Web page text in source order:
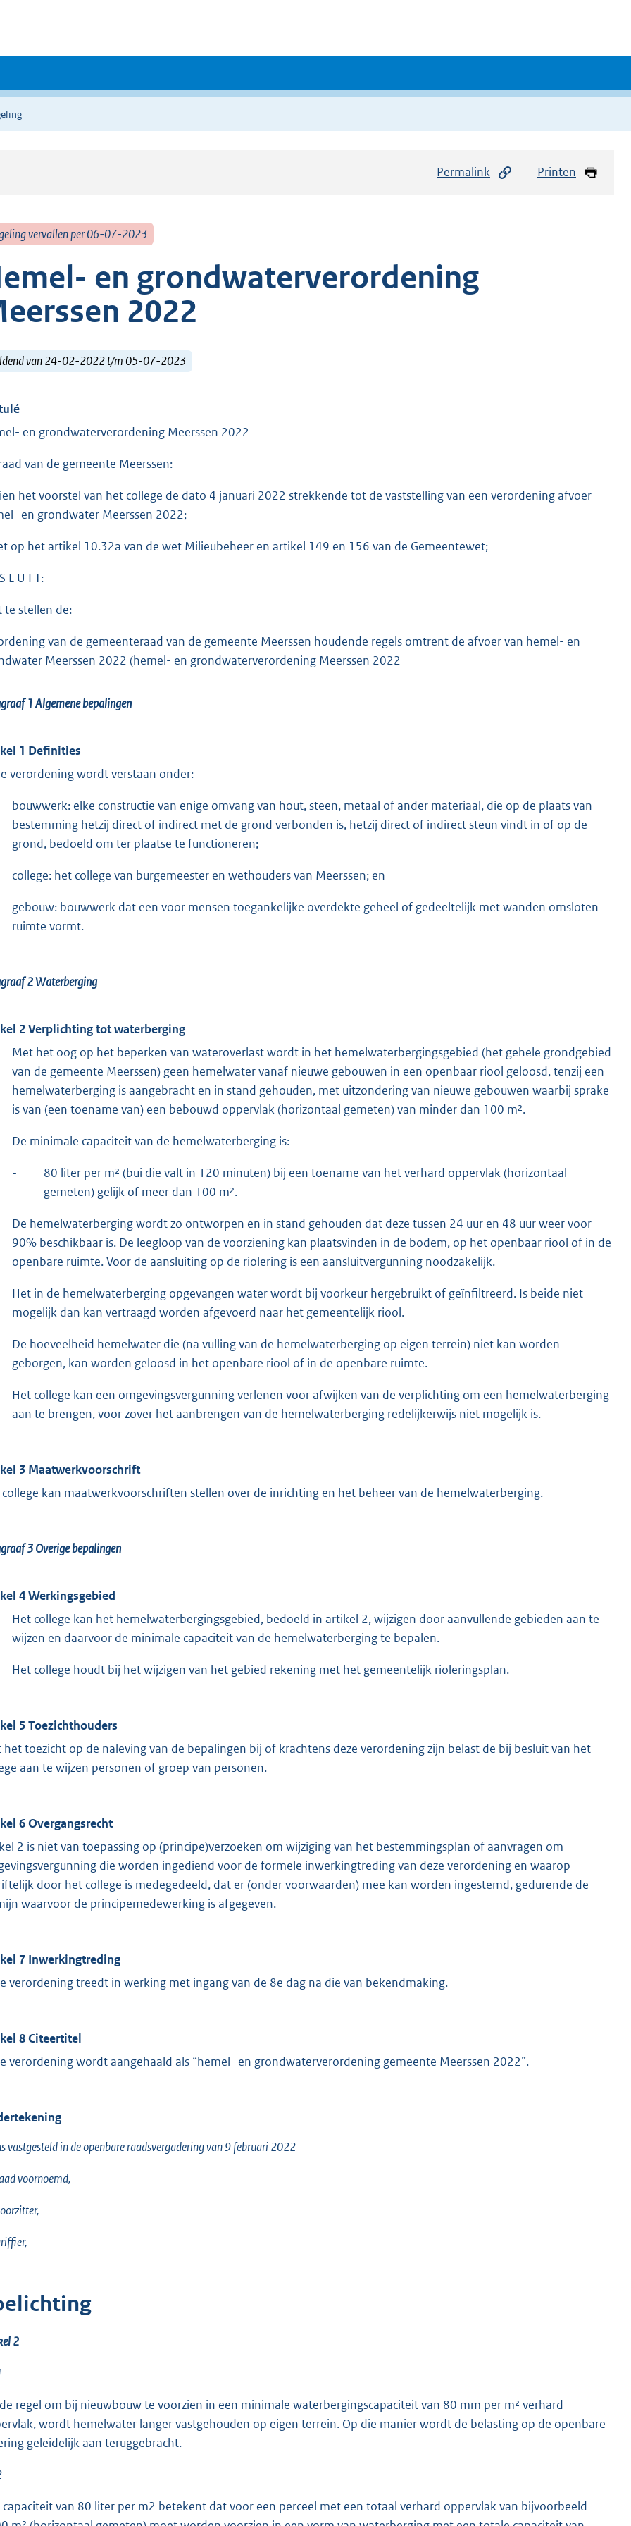
Permalink Printen
vervallen per 06-07-2023
en grondwaterverordening
2022
van 24-02-2022 t/m 05-07-2023
en grondwaterverordening Meerssen 2022
van de gemeente Meerssen:
het voorstel van het college de dato 4 januari 2022 strekkende tot de vaststelling van een verordening afvoer
en grondwater Meerssen 2022;
op het artikel 10.32a van de wet Milieubeheer en artikel 149 en 156 van de Gemeentewet;
L U I T:
te stellen de:
van de gemeenteraad van de gemeente Meerssen houdende regels omtrent de afvoer van hemel- en
Meerssen 2022 (hemel- en grondwaterverordening Meerssen 2022
1Algemene bepalingen
1 Definities
verordening wordt verstaan onder:
bouwwerk: elke constructie van enige omvang van hout, steen, metaal of ander materiaal, die op de plaats van
bestemming hetzij direct of indirect met de grond verbonden is, hetzij direct of indirect steun vindt in of op de
grond, bedoeld om ter plaatse te functioneren;
college: het college van burgemeester en wethouders van Meerssen; en
gebouw: bouwwerk dat een voor mensen toegankelijke overdekte geheel of gedeeltelijk met wanden omsloten
ruimte vormt.
2Waterberging
2 Verplichting tot waterberging
Met het oog op het beperken van wateroverlast wordt in het hemelwaterbergingsgebied (het gehele grondgebied
van de gemeente Meerssen) geen hemelwater vanaf nieuwe gebouwen in een openbaar riool geloosd, tenzij een
hemelwaterberging is aangebracht en in stand gehouden, met uitzondering van nieuwe gebouwen waarbij sprake
is van (een toename van) een bebouwd oppervlak (horizontaal gemeten) van minder dan 100 m².
De minimale capaciteit van de hemelwaterberging is:
-
80 liter per m² (bui die valt in 120 minuten) bij een toename van het verhard oppervlak (horizontaal
gemeten) gelijk of meer dan 100 m².
De hemelwaterberging wordt zo ontworpen en in stand gehouden dat deze tussen 24 uur en 48 uur weer voor
90% beschikbaar is. De leegloop van de voorziening kan plaatsvinden in de bodem, op het openbaar riool of in de
openbare ruimte. Voor de aansluiting op de riolering is een aansluitvergunning noodzakelijk.
Het in de hemelwaterberging opgevangen water wordt bij voorkeur hergebruikt of geïnfiltreerd. Is beide niet
mogelijk dan kan vertraagd worden afgevoerd naar het gemeentelijk riool.
De hoeveelheid hemelwater die (na vulling van de hemelwaterberging op eigen terrein) niet kan worden
geborgen, kan worden geloosd in het openbare riool of in de openbare ruimte.
Het college kan een omgevingsvergunning verlenen voor afwijken van de verplichting om een hemelwaterberging
aan te brengen, voor zover het aanbrengen van de hemelwaterberging redelijkerwijs niet mogelijk is.
3 Maatwerkvoorschrift
kan maatwerkvoorschriften stellen over de inrichting en het beheer van de hemelwaterberging.
3Overige bepalingen
4 Werkingsgebied
Het college kan het hemelwaterbergingsgebied, bedoeld in artikel 2, wijzigen door aanvullende gebieden aan te
wijzen en daarvoor de minimale capaciteit van de hemelwaterberging te bepalen.
Het college houdt bij het wijzigen van het gebied rekening met het gemeentelijk rioleringsplan.
5 Toezichthouders
het toezicht op de naleving van de bepalingen bij of krachtens deze verordening zijn belast de bij besluit van het
aan te wijzen personen of groep van personen.
6 Overgangsrecht
2 is niet van toepassing op (principe)verzoeken om wijziging van het bestemmingsplan of aanvragen om
die worden ingediend voor de formele inwerkingtreding van deze verordening en waarop
door het college is medegedeeld, dat er (onder voorwaarden) mee kan worden ingestemd, gedurende de
waarvoor de principemedewerking is afgegeven.
7 Inwerkingtreding
verordening treedt in werking met ingang van de 8e dag na die van bekendmaking.
8 Citeertitel
verordening wordt aangehaald als “hemel- en grondwaterverordening gemeente Meerssen 2022”.
vastgesteld in de openbare raadsvergadering van 9 februari 2022
voornoemd,
2
regel om bij nieuwbouw te voorzien in een minimale waterbergingscapaciteit van 80 mm per m² verhard
wordt hemelwater langer vastgehouden op eigen terrein. Op die manier wordt de belasting op de openbare
geleidelijk aan teruggebracht.
capaciteit van 80 liter per m2 betekent dat voor een perceel met een totaal verhard oppervlak van bijvoorbeeld